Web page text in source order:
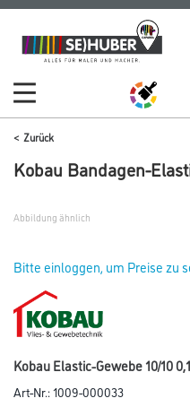
Zum
Inhalt
Zum
Navigationsmenü
Zurück
Kobau Bandagen-
Abbildung ähnlich
Bitte einloggen, um Preise zu
Kobau Elastic-Gewebe 10/10
Art-Nr.:1009-000033